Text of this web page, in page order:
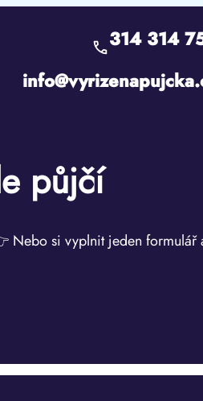
314 314
půjčí
Nebo si vyplnit jeden formulář